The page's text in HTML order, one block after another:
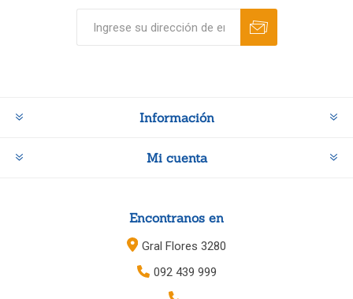
Información
Mi cuenta
Encontranos en
Gral Flores 3280
092 439 999